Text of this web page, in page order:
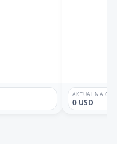
AKTUALNA
0 USD